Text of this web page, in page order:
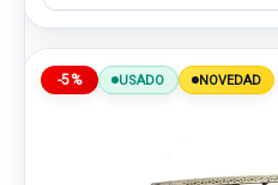
-5% USADO NOVEDAD